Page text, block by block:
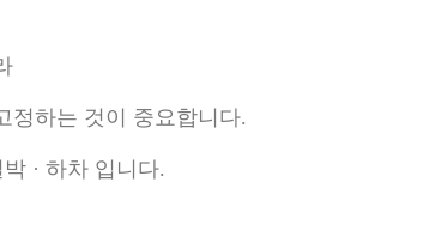
정하는 것이 중요합니다.
· 하차 입니다.